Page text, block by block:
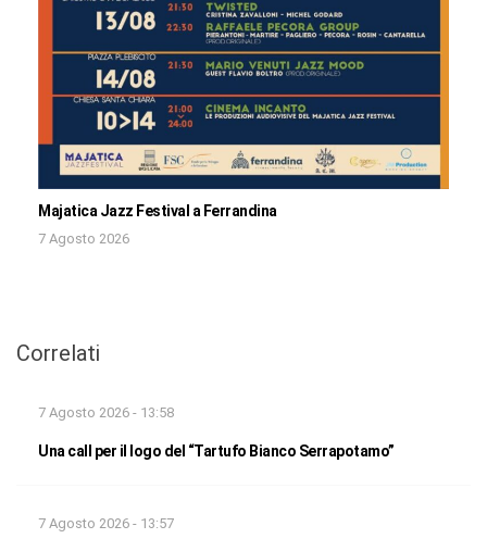
Majatica Jazz Festival a Ferrandina
7 Agosto 2026
Correlati
7 Agosto 2026 - 13:58
Una call per il logo del “Tartufo Bianco Serrapotamo”
7 Agosto 2026 - 13:57